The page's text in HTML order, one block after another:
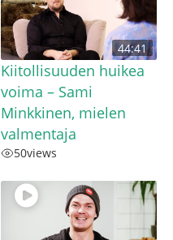
44:41
Kiitollisuuden huikea
voima – Sami
Minkkinen, mielen
valmentaja
50views